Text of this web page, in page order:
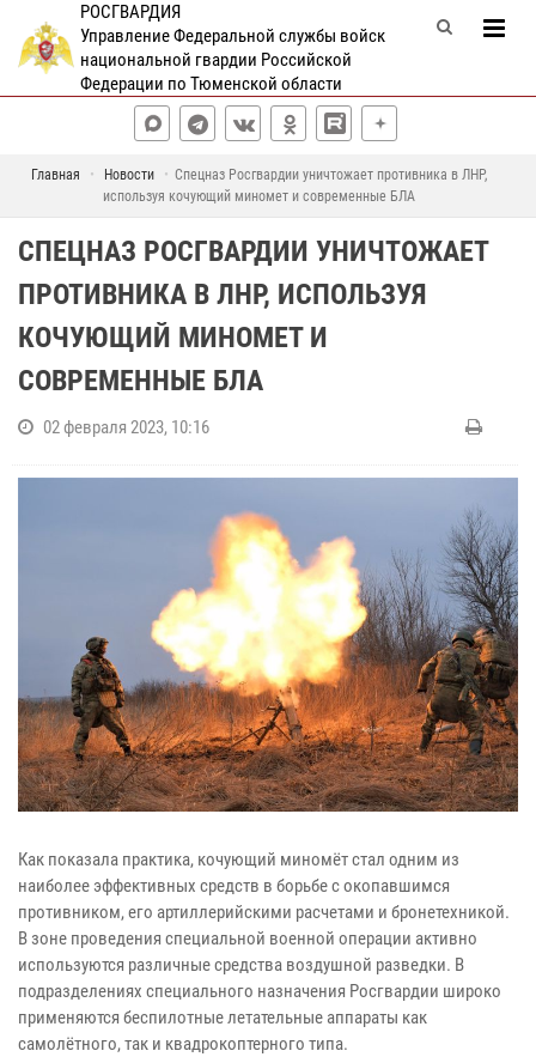
РОСГВАРДИЯ
Управление Федеральной службы войск
национальной гвардии Российской
Федерации по Тюменской области
Главная Новости
Спецназ Росгвардии уничтожает противника в ЛНР,
используя кочующий миномет и современные БЛА
СПЕЦНАЗ РОСГВАРДИИ УНИЧТОЖАЕТ
ПРОТИВНИКА В ЛНР, ИСПОЛЬЗУЯ
КОЧУЮЩИЙ МИНОМЕТ И
СОВРЕМЕННЫЕ БЛА
02 февраля 2023, 10:16
Как показала практика, кочующий миномёт стал одним из
наиболее эффективных средств в борьбе с окопавшимся
противником, его артиллерийскими расчетами и бронетехникой.
В зоне проведения специальной военной операции активно
используются различные средства воздушной разведки. В
подразделениях специального назначения Росгвардии широко
применяются беспилотные летательные аппараты как
самолётного, так и квадрокоптерного типа.